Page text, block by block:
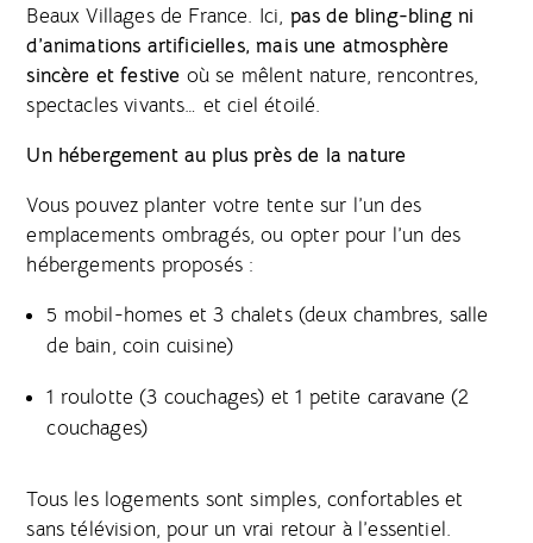
Beaux Villages de France. Ici, pas de bling-bling ni
d’animations artificielles, mais une atmosphère
sincère et festive où se mêlent nature, rencontres,
spectacles vivants… et ciel étoilé.
Un hébergement au plus près de la nature
Vous pouvez planter votre tente sur l’un des
emplacements ombragés, ou opter pour l’un des
hébergements proposés :
5 mobil-homes et 3 chalets (deux chambres, salle
de bain, coin cuisine)
1 roulotte (3 couchages) et 1 petite caravane (2
couchages)
Tous les logements sont simples, confortables et
sans télévision, pour un vrai retour à l’essentiel.